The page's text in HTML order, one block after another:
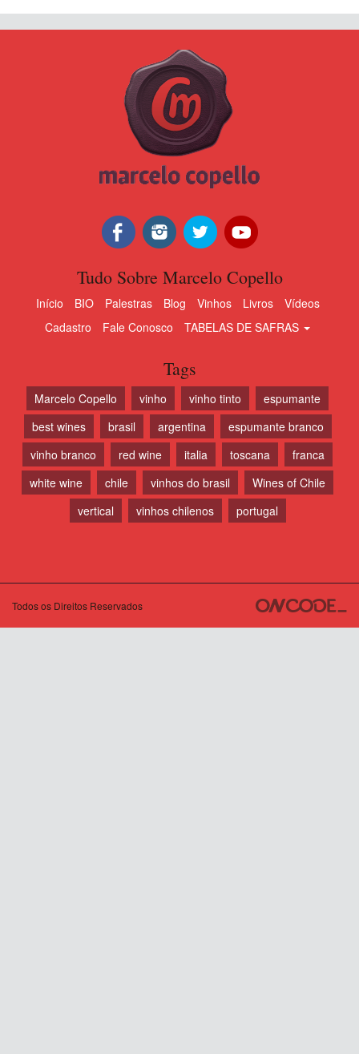
Tudo Sobre Marcelo Copello
Início BIO Palestras Blog Vinhos Livros
Vídeos
Cadastro
Fale Conosco TABELAS DE SAFRAS
Tags
Marcelo Copello vinho vinho tinto
espumante
best wines
brasil argentina
espumante branco
vinho branco
red wine italia toscana
franca
white wine
chile vinhos do brasil
Wines of Chile
vertical
vinhos chilenos portugal
Todos os Direitos Reservados